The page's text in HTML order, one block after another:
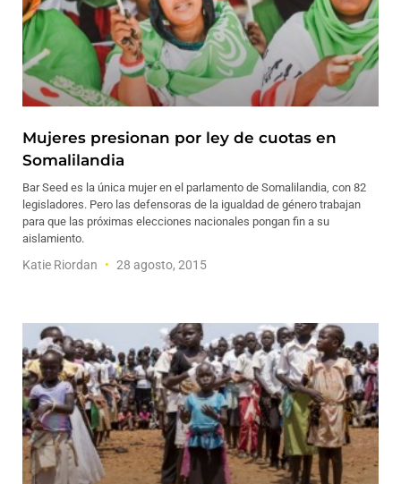
Mujeres presionan por ley de cuotas en
Somalilandia
Bar Seed es la única mujer en el parlamento de Somalilandia, con 82
legisladores. Pero las defensoras de la igualdad de género trabajan
para que las próximas elecciones nacionales pongan fin a su
aislamiento.
Katie Riordan 28 agosto, 2015